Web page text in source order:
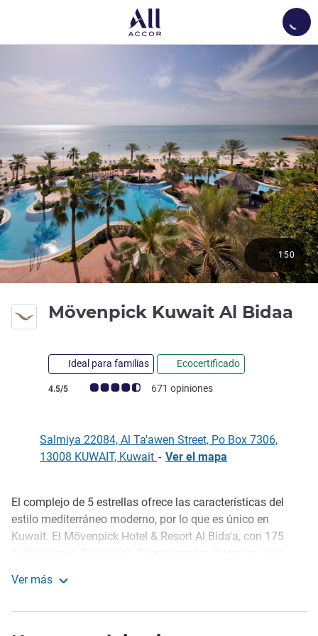
Mövenpick Kuwait Al Bidaa
Ideal para familias Ecocertificado
Nota de clientes de Avis (Clasificación de ALL)
4.5/5 671 opiniones
150
Salmiya 22084, Al Ta'awen Street, Po Box 7306,
13008 KUWAIT, Kuwait - Ver el mapa
Descripción
El complejo de 5 estrellas ofrece las características del
estilo mediterráneo moderno, por lo que es único en
Kuwait. El Mövenpick Hotel & Resort Al Bida'a, con 175
infantil, es ideal para un día, un fin de semana o más
Ver más